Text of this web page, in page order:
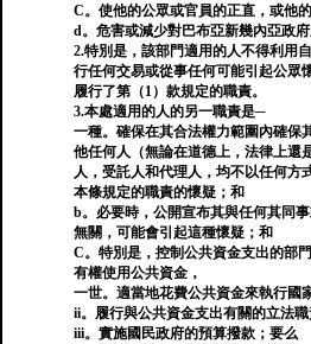
C。使他的公眾或官員的正直，或他
d。危害或減少對巴布亞新幾內亞政府
2.特別是，該部門適用的人不得利用
行任何交易或從事任何可能引起公眾
履行了第（1）款規定的職責。
3.本處適用的人的另一職責是─
一種。確保在其合法權力範圍內確保
他任何人（無論在道德上，法律上還
人，受託人和代理人，均不以任何方
本條規定的職責的懷疑；和
b。必要時，公開宣布其與任何其同
無關，可能會引起這種懷疑；和
C。特別是，控制公共資金支出的部
有權使用公共資金，
一世。適當地花費公共資金來執行國
ii。履行與公共資金支出有關的立法
iii。實施國民政府的預算撥款；要么